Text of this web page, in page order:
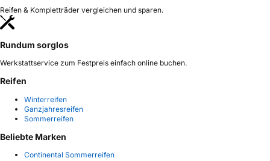
Reifen & Kompletträder vergleichen und sparen.
Rundum sorglos
Werkstattservice zum Festpreis einfach online buchen.
Reifen
Winterreifen
Ganzjahresreifen
Sommerreifen
Beliebte Marken
Continental Sommerreifen